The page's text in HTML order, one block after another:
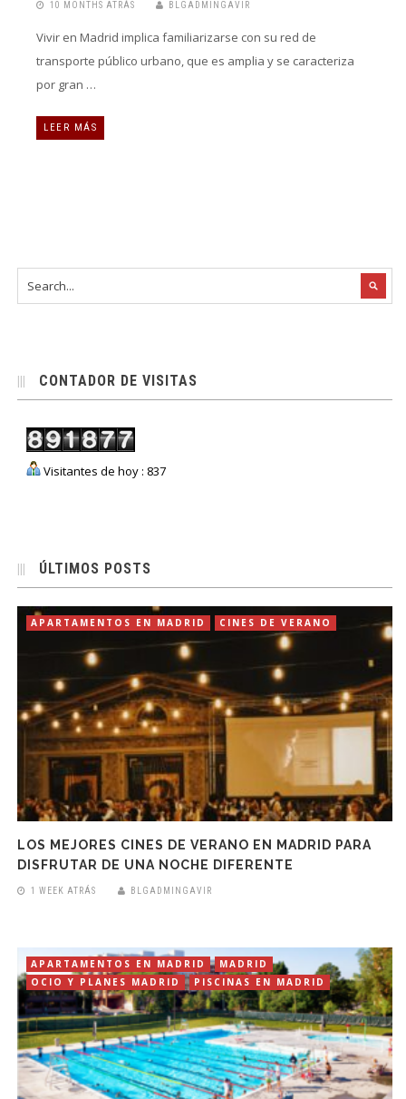
10 MONTHS ATRÁS BLGADMINGAVIR
Vivir en Madrid implica familiarizarse con su red de
transporte público urbano, que es amplia y se caracteriza
por gran …
LEER MÁS
CONTADOR DE VISITAS
Visitantes de hoy : 837
ÚLTIMOS POSTS
APARTAMENTOS EN MADRID CINES DE VERANO
LOS MEJORES CINES DE VERANO EN MADRID PARA
DISFRUTAR DE UNA NOCHE DIFERENTE
1 WEEK ATRÁS BLGADMINGAVIR
APARTAMENTOS EN MADRID
MADRID
OCIO Y PLANES MADRID
PISCINAS EN MADRID